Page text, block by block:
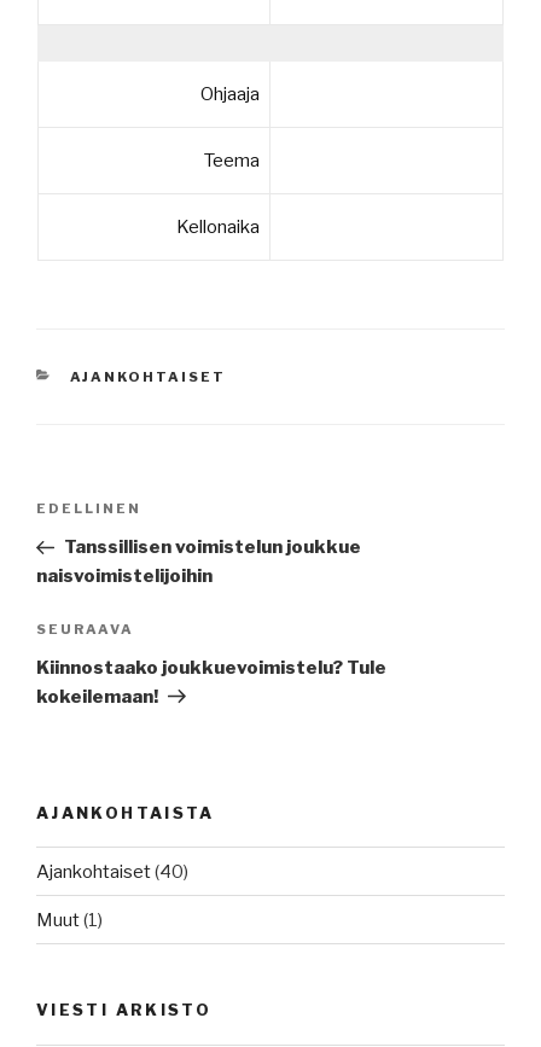
Ohjaaja
Teema
Kellonaika
KATEGORIAT
AJANKOHTAISET
Edellinen
artikkeli
EDELLINEN
Tanssillisen voimistelun joukkue
naisvoimistelijoihin
Seuraava
artikkeli
SEURAAVA
Kiinnostaako joukkuevoimistelu? Tule
kokeilemaan!
AJANKOHTAISTA
Ajankohtaiset(40)
Muut(1)
VIESTI ARKISTO